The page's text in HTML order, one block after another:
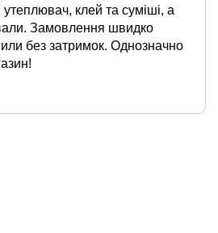
утеплювач, клей та суміші, а
Замовлення швидко
без затримок. Однозначно